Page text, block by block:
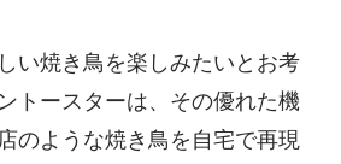
い焼き鳥を楽しみたいとお考
トースターは、その優れた機
のような焼き鳥を自宅で再現